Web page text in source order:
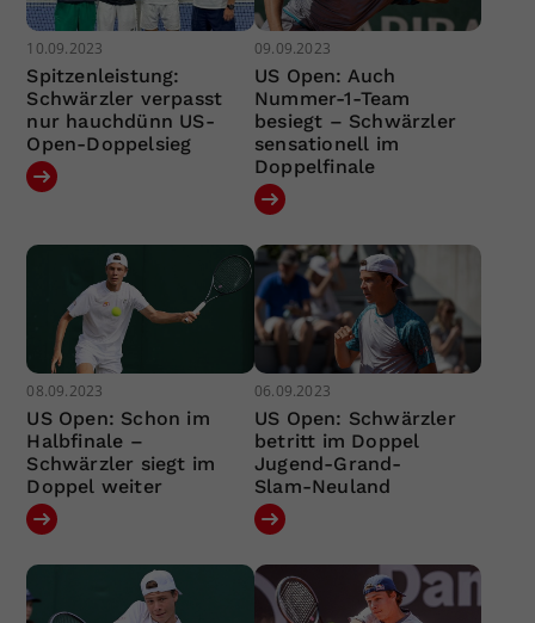
10.09.2023
Spitzenleistung:
Schwärzler verpasst
nur hauchdünn US-
Open-Doppelsieg
09.09.2023
US Open: Auch
Nummer-1-Team
besiegt – Schwärzler
sensationell im
Doppelfinale
08.09.2023
US Open: Schon im
Halbfinale –
Schwärzler siegt im
Doppel weiter
06.09.2023
US Open: Schwärzler
betritt im Doppel
Jugend-Grand-
Slam-Neuland